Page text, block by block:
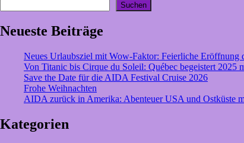
Kindern:
Der
ultimative
unvergessliche
Erlebnisse!
Suchen
Neueste Beiträge
Neues Urlaubsziel mit Wow-Faktor: Feierliche Eröffnung
Von Titanic bis Cirque du Soleil: Québec begeistert 2025
Save the Date für die AIDA Festival Cruise 2026
Frohe Weihnachten
AIDA zurück in Amerika: Abenteuer USA und Ostküste
Kategorien